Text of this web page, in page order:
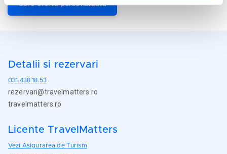
Cere oferta personalizata
Detalii si rezervari
031.438.18.53
rezervari@travelmatters.ro
travelmatters.ro
Licente TravelMatters
Vezi Asigurarea de Turism